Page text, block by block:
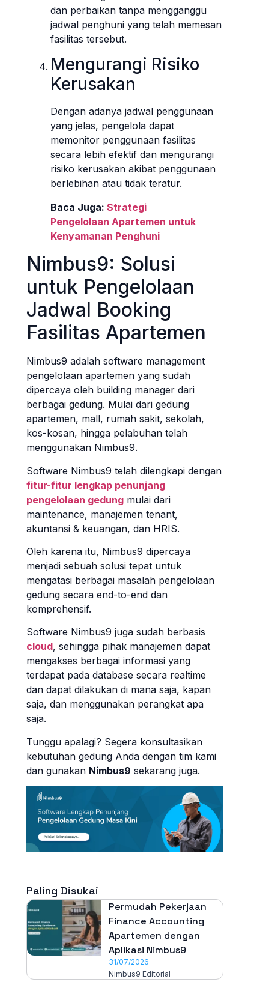
dan perbaikan tanpa mengganggu
jadwal penghuni yang telah memesan
fasilitas tersebut.
Mengurangi Risiko
Kerusakan
Dengan adanya jadwal penggunaan
yang jelas, pengelola dapat
memonitor penggunaan fasilitas
secara lebih efektif dan mengurangi
risiko kerusakan akibat penggunaan
berlebihan atau tidak teratur.
Baca Juga: Strategi
Pengelolaan Apartemen untuk
Kenyamanan Penghuni
Nimbus9: Solusi
untuk Pengelolaan
Jadwal Booking
Fasilitas Apartemen
Nimbus9 adalah software management
pengelolaan apartemen yang sudah
dipercaya oleh building manager dari
berbagai gedung. Mulai dari gedung
apartemen, mall, rumah sakit, sekolah,
kos-kosan, hingga pelabuhan telah
menggunakan Nimbus9.
Software Nimbus9 telah dilengkapi dengan
fitur-fitur lengkap penunjang
pengelolaan gedung mulai dari
maintenance, manajemen tenant,
akuntansi & keuangan, dan HRIS.
Oleh karena itu, Nimbus9 dipercaya
menjadi sebuah solusi tepat untuk
mengatasi berbagai masalah pengelolaan
gedung secara end-to-end dan
komprehensif.
Software Nimbus9 juga sudah berbasis
cloud, sehingga pihak manajemen dapat
mengakses berbagai informasi yang
terdapat pada database secara realtime
dan dapat dilakukan di mana saja, kapan
saja, dan menggunakan perangkat apa
saja.
Tunggu apalagi? Segera konsultasikan
kebutuhan gedung Anda dengan tim kami
dan gunakan Nimbus9 sekarang juga.
Paling Disukai
Permudah Pekerjaan
Finance Accounting
Apartemen dengan
Aplikasi Nimbus9
31/07/2026
Nimbus9 Editorial